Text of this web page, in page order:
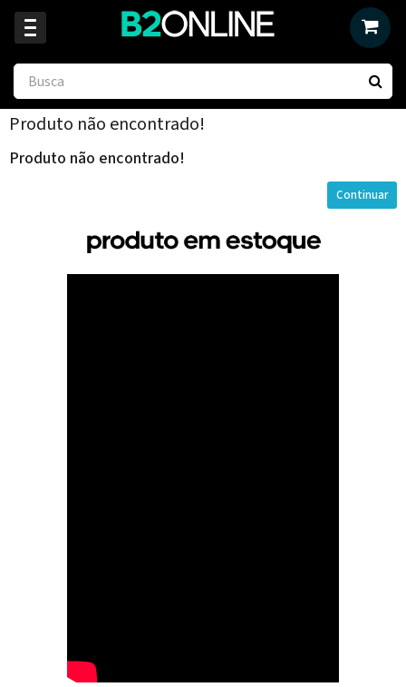
Produto não encontrado!
Produto não encontrado!
Continuar